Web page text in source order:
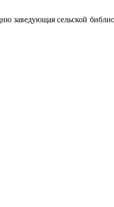
заведующая сельской